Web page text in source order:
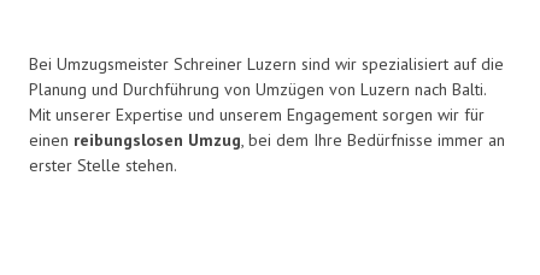
Bei Umzugsmeister Schreiner Luzern sind wir spezialisiert auf die
Planung und Durchführung von Umzügen von Luzern nach Balti.
Mit unserer Expertise und unserem Engagement sorgen wir für
einen reibungslosen Umzug, bei dem Ihre Bedürfnisse immer an
erster Stelle stehen.